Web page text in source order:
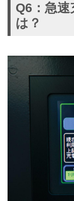
Q6：急
は？